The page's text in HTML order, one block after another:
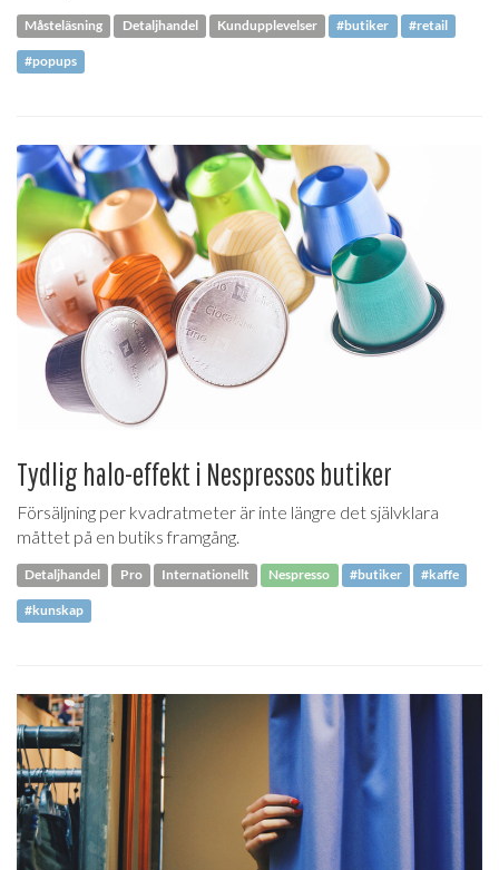
Måsteläsning Detaljhandel Kundupplevelser #butiker #retail
#popups
Tydlig halo-effekt i Nespressos butiker
Försäljning per kvadratmeter är inte längre det självklara
måttet på en butiks framgång.
Detaljhandel Pro Internationellt Nespresso #butiker #kaffe
#kunskap